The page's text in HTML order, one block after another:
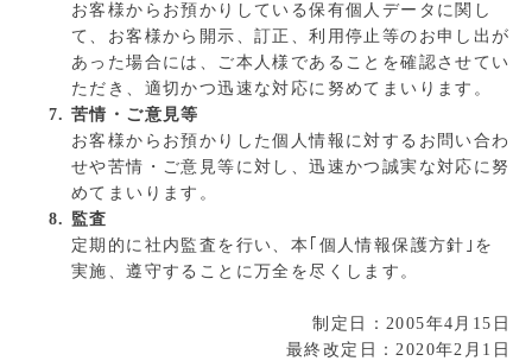
お客様からお預かりしている保有個人データに関し
て、お客様から開示、訂正、利用停止等のお申し出が
あった場合には、ご本人様であることを確認させてい
ただき、適切かつ迅速な対応に努めてまいります。
苦情・ご意見等
お客様からお預かりした個人情報に対するお問い合わ
せや苦情・ご意見等に対し、迅速かつ誠実な対応に努
めてまいります。
監査
定期的に社内監査を行い、本｢個人情報保護方針｣を
実施、遵守することに万全を尽くします。
制定日：2005年4月15日
最終改定日：2020年2月1日